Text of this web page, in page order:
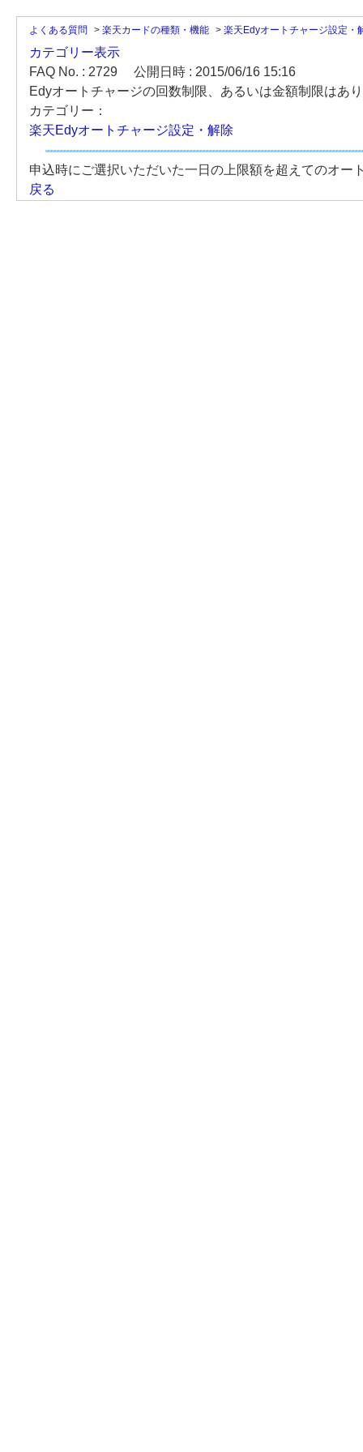
よくある質問 > 楽天カードの種類・機能 > 楽天Edyオートチャージ設定・
カテゴリー表示
FAQ No. : 2729
公開日時 : 2015/06/16 15:16
Edyオートチャージの回数制限、あるいは金額制限はあ
カテゴリー：
楽天Edyオートチャージ設定・解除
申込時にご選択いただいた一日の上限額を超えてのオー
戻る